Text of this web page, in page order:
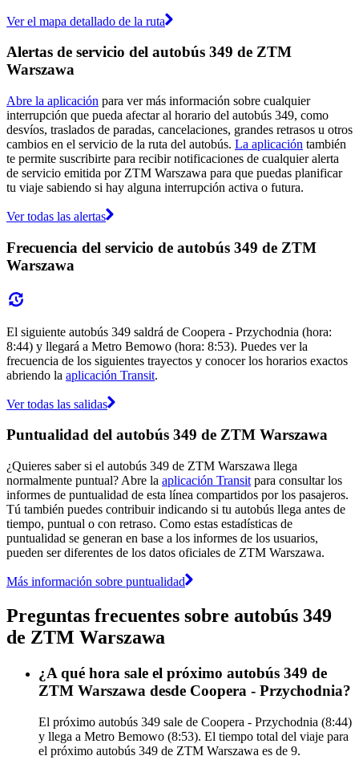
Ver el mapa detallado de la ruta
Alertas de servicio del autobús 349 de ZTM
Warszawa
Abre la aplicación para ver más información sobre cualquier
interrupción que pueda afectar al horario del autobús 349, como
desvíos, traslados de paradas, cancelaciones, grandes retrasos u otros
cambios en el servicio de la ruta del autobús. La aplicación también
te permite suscribirte para recibir notificaciones de cualquier alerta
de servicio emitida por ZTM Warszawa para que puedas planificar
tu viaje sabiendo si hay alguna interrupción activa o futura.
Ver todas las alertas
Frecuencia del servicio de autobús 349 de ZTM
Warszawa
El siguiente autobús 349 saldrá de Coopera - Przychodnia (hora:
8:44) y llegará a Metro Bemowo (hora: 8:53). Puedes ver la
frecuencia de los siguientes trayectos y conocer los horarios exactos
abriendo la aplicación Transit.
Ver todas las salidas
Puntualidad del autobús 349 de ZTM Warszawa
¿Quieres saber si el autobús 349 de ZTM Warszawa llega
normalmente puntual? Abre la aplicación Transit para consultar los
informes de puntualidad de esta línea compartidos por los pasajeros.
Tú también puedes contribuir indicando si tu autobús llega antes de
tiempo, puntual o con retraso. Como estas estadísticas de
puntualidad se generan en base a los informes de los usuarios,
pueden ser diferentes de los datos oficiales de ZTM Warszawa.
Más información sobre puntualidad
Preguntas frecuentes sobre autobús 349
de ZTM Warszawa
¿A qué hora sale el próximo autobús 349 de
ZTM Warszawa desde Coopera - Przychodnia?
El próximo autobús 349 sale de Coopera - Przychodnia (8:44)
y llega a Metro Bemowo (8:53). El tiempo total del viaje para
el próximo autobús 349 de ZTM Warszawa es de 9.